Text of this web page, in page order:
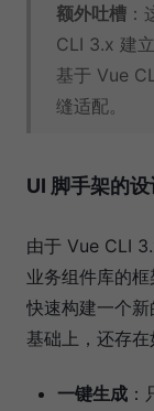
额外吐槽
CLI 3.x 建
基于 Vue
缝适配。
UI 脚手架的设
由于 Vue CLI
业务组件库的
快速构建一个
基础上，还存在
一键生成